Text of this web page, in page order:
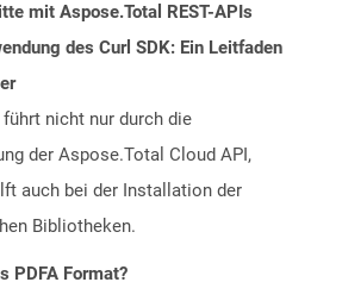
mit Aspose.Total REST-APIs
des Curl SDK: Ein Leitfaden
führt nicht nur durch die
der Aspose.Total Cloud API,
auch bei der Installation der
Bibliotheken.
PDFA Format?